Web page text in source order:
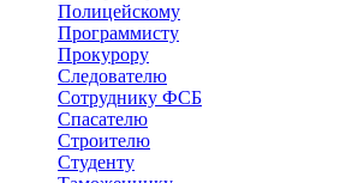
Полицейскому
Программисту
Прокурору
Следователю
Сотруднику ФСБ
Спасателю
Строителю
Студенту